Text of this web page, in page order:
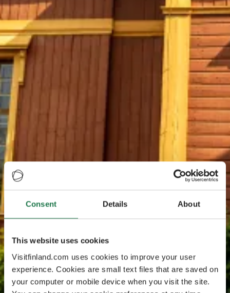
Consent Details About
This website uses cookies
Visitfinland.com uses cookies to improve your user
experience. Cookies are small text files that are saved on
your computer or mobile device when you visit the site.